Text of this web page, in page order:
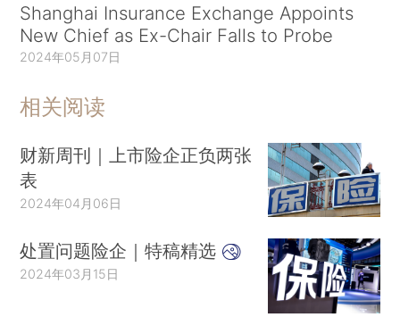
Shanghai Insurance Exchange Appoints
New Chief as Ex-Chair Falls to Probe
2024年05月07日
相关阅读
财新周刊｜上市险企正负两张
表
2024年04月06日
处置问题险企｜特稿精选
2024年03月15日